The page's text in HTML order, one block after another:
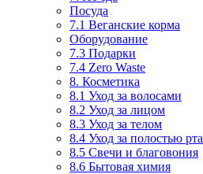
Посуда
7.1 Веганские корма
Оборудование
7.3 Подарки
7.4 Zero Waste
8. Косметика
8.1 Уход за волосами
8.2 Уход за лицом
8.3 Уход за телом
8.4 Уход за полостью рта
8.5 Свечи и благовония
8.6 Бытовая химия